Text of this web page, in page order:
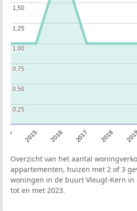
2015 2016 2017 2018
0,25
0,25
0,50
0,50
0,75
0,75
1,00
1,00
1,25
1,25
1,50
1,50
Overzicht van het aantal
appartementen, huizen met 2 of 3
woningen in de buurt Vleugt-Kern in
tot en met 2023.